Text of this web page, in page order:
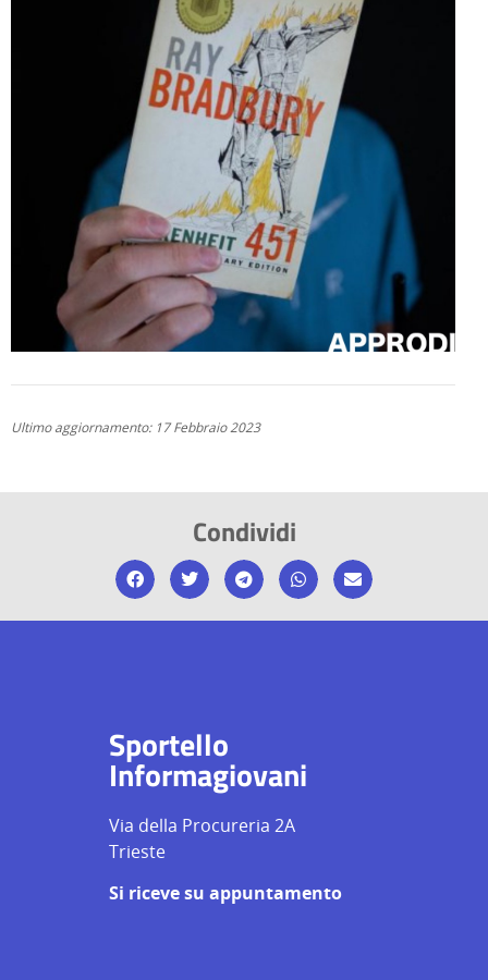
Ultimo aggiornamento: 17 Febbraio 2023
Condividi
Sportello
Informagiovani
Via della Procureria 2A
Trieste
Si riceve su appuntamento